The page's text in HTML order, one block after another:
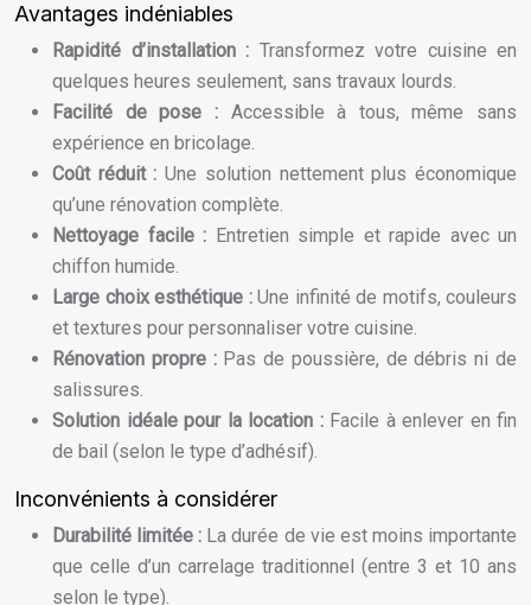
Avantages indéniables
Rapidité d’installation : Transformez votre cuisine en
quelques heures seulement, sans travaux lourds.
Facilité de pose : Accessible à tous, même sans
expérience en bricolage.
Coût réduit :Une solution nettement plus économique
qu’une rénovation complète.
Nettoyage facile : Entretien simple et rapide avec un
chiffon humide.
Large choix esthétique : Une infinité de motifs, couleurs
et textures pour personnaliser votre cuisine.
Rénovation propre : Pas de poussière, de débris ni de
salissures.
Solution idéale pour la location : Facile à enlever en fin
de bail (selon le type d’adhésif).
Inconvénients à considérer
Durabilité limitée : La durée de vie est moins importante
que celle d’un carrelage traditionnel (entre 3 et 10 ans
selon le type).